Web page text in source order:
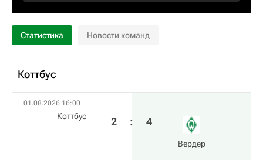
Статистика Новости команд
Коттбус
01.08.2026 16:00
Коттбус 2 : 4
Вердер